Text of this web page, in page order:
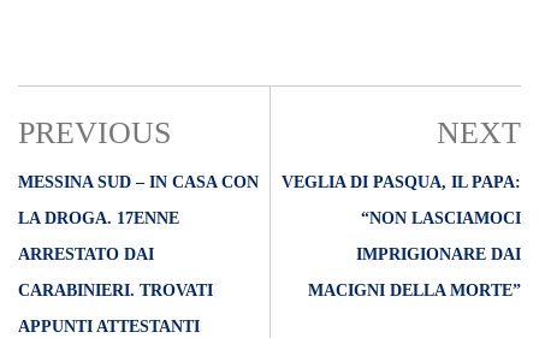
PREVIOUS
MESSINA SUD – IN CASA CON
LA DROGA. 17ENNE
ARRESTATO DAI
CARABINIERI. TROVATI
APPUNTI ATTESTANTI
NEXT
VEGLIA DI PASQUA, IL PAPA:
“NON LASCIAMOCI
IMPRIGIONARE DAI
MACIGNI DELLA MORTE”